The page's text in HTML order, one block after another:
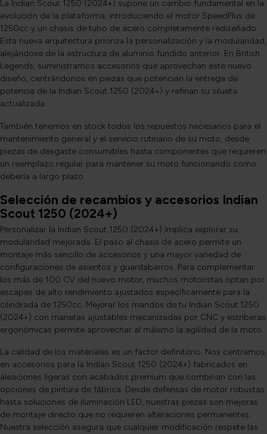
La Indian Scout 1250 (2024+) supone un cambio fundamental en la
evolución de la plataforma, introduciendo el motor SpeedPlus de
1250cc y un chasis de tubo de acero completamente rediseñado.
Esta nueva arquitectura prioriza la personalización y la modularidad,
alejándose de la estructura de aluminio fundido anterior. En British
Legends, suministramos accesorios que aprovechan este nuevo
diseño, centrándonos en piezas que potencian la entrega de
potencia de la Indian Scout 1250 (2024+) y refinan su silueta
actualizada.
También tenemos en stock todos los repuestos necesarios para el
mantenimiento general y el servicio rutinario de su moto, desde
piezas de desgaste consumibles hasta componentes que requieren
un reemplazo regular para mantener su moto funcionando como
debería a largo plazo.
Selección de recambios y accesorios Indian
Scout 1250 (2024+)
Personalizar la Indian Scout 1250 (2024+) implica explorar su
modularidad mejorada. El paso al chasis de acero permite un
montaje más sencillo de accesorios y una mayor variedad de
configuraciones de asientos y guardabarros. Para complementar
los más de 100 CV del nuevo motor, muchos motoristas optan por
escapes de alto rendimiento ajustados específicamente para la
cilindrada de 1250cc. Mejorar los mandos de tu Indian Scout 1250
(2024+) con manetas ajustables mecanizadas por CNC y estriberas
ergonómicas permite aprovechar al máximo la agilidad de la moto.
La calidad de los materiales es un factor definitorio. Nos centramos
en accesorios para la Indian Scout 1250 (2024+) fabricados en
aleaciones ligeras con acabados premium que combinan con las
opciones de pintura de fábrica. Desde defensas de motor robustas
hasta soluciones de iluminación LED, nuestras piezas son mejoras
de montaje directo que no requieren alteraciones permanentes.
Nuestra selección asegura que cualquier modificación respete las